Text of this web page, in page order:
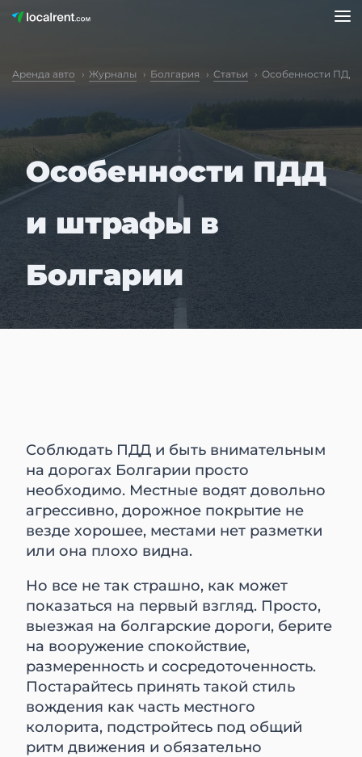
Аренда авто Журналы Болгария Статьи Особенности ПДД
Особенности ПДД
и штрафы в
Болгарии
Соблюдать ПДД и быть внимательным
на дорогах Болгарии просто
необходимо. Местные водят довольно
агрессивно, дорожное покрытие не
везде хорошее, местами нет разметки
или она плохо видна.
Но все не так страшно, как может
показаться на первый взгляд. Просто,
выезжая на болгарские дороги, берите
на вооружение спокойствие,
размеренность и сосредоточенность.
Постарайтесь принять такой стиль
вождения как часть местного
колорита, подстройтесь под общий
ритм движения и обязательно